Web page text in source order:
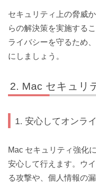
セキュリティ上の脅威
らの解決策を実施する
ライバシーを守るため
にしましょう。
Mac セキュリ
1. 安心してオンラ
Mac セキュリティ強化
安心して行えます。ウ
る攻撃や、個人情報の